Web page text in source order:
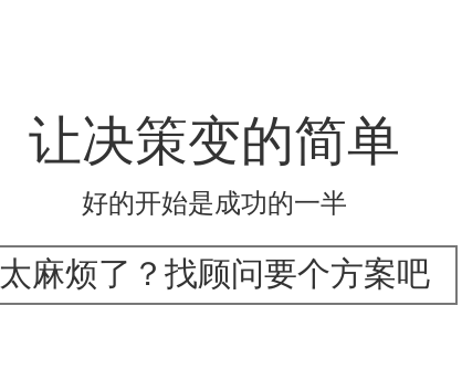
让决策变的简单
好的开始是成功的一半
太麻烦了？找顾问要个方案吧